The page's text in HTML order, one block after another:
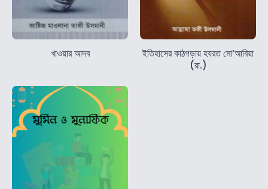
খাওয়ার আদব
ইতিহাসের কাঠগড়ায় হযরত মো’আবিয়া
(রা.)